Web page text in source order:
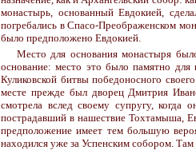
монастырь, основанный Евдокией,
погребались в Спасо-Преображенском
было предположено Евдокией.
Место для основания монастыря
основание: место это было памятно для
Куликовской битвы победоносного
месте прежде был дворец Дмитрия
смотрела вслед своему супругу, когда
пострадавший в нашествие Тохтамыша,
предположение имеет тем большую
находился уже за Успенским собором.